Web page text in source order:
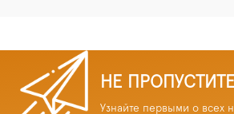
НЕ
Узнайте первыми о всех